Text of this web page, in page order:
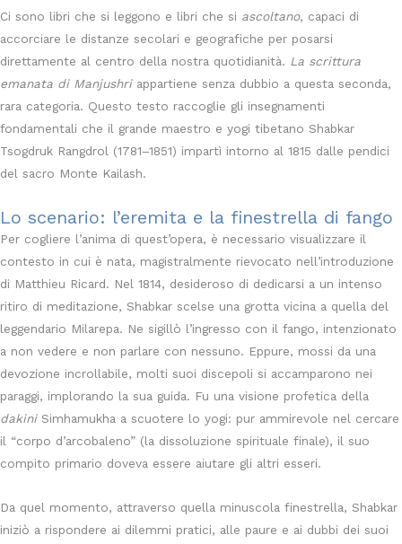
Ci sono libri che si leggono e libri che si ascoltano, capaci di
accorciare le distanze secolari e geografiche per posarsi
direttamente al centro della nostra quotidianità. La scrittura
emanata di Manjushriappartiene senza dubbio a questa seconda,
rara categoria. Questo testo raccoglie gli insegnamenti
fondamentali che il grande maestro e yogi tibetano Shabkar
Tsogdruk Rangdrol (1781–1851) impartì intorno al 1815 dalle pendici
del sacro Monte Kailash.
Lo scenario: l’eremita e la finestrella di fango
Per cogliere l’anima di quest’opera, è necessario visualizzare il
contesto in cui è nata, magistralmente rievocato nell’introduzione
di Matthieu Ricard. Nel 1814, desideroso di dedicarsi a un intenso
ritiro di meditazione, Shabkar scelse una grotta vicina a quella del
leggendario Milarepa. Ne sigillò l’ingresso con il fango, intenzionato
a non vedere e non parlare con nessuno. Eppure, mossi da una
devozione incrollabile, molti suoi discepoli si accamparono nei
paraggi, implorando la sua guida. Fu una visione profetica della
dakiniSimhamukha a scuotere lo yogi: pur ammirevole nel cercare
il “corpo d’arcobaleno” (la dissoluzione spirituale finale), il suo
compito primario doveva essere aiutare gli altri esseri.
Da quel momento, attraverso quella minuscola finestrella, Shabkar
iniziò a rispondere ai dilemmi pratici, alle paure e ai dubbi dei suoi